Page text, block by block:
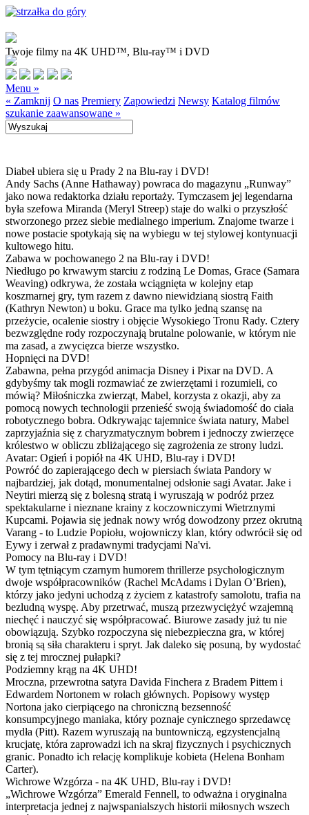
Twoje filmy na 4K UHD™, Blu-ray™ i DVD
Menu »
« Zamknij O nas Premiery Zapowiedzi Newsy Katalog filmów
szukanie zaawansowane »
Diabeł ubiera się u Prady 2 na Blu-ray i DVD!
Andy Sachs (Anne Hathaway) powraca do magazynu „Runway”
jako nowa redaktorka działu reportaży. Tymczasem jej legendarna
była szefowa Miranda (Meryl Streep) staje do walki o przyszłość
stworzonego przez siebie medialnego imperium. Znajome twarze i
nowe postacie spotykają się na wybiegu w tej stylowej kontynuacji
kultowego hitu.
Zabawa w pochowanego 2 na Blu-ray i DVD!
Niedługo po krwawym starciu z rodziną Le Domas, Grace (Samara
Weaving) odkrywa, że została wciągnięta w kolejny etap
koszmarnej gry, tym razem z dawno niewidzianą siostrą Faith
(Kathryn Newton) u boku. Grace ma tylko jedną szansę na
przeżycie, ocalenie siostry i objęcie Wysokiego Tronu Rady. Cztery
bezwzględne rody rozpoczynają brutalne polowanie, w którym nie
ma zasad, a zwycięzca bierze wszystko.
Hopnięci na DVD!
Zabawna, pełna przygód animacja Disney i Pixar na DVD. A
gdybyśmy tak mogli rozmawiać ze zwierzętami i rozumieli, co
mówią? Miłośniczka zwierząt, Mabel, korzysta z okazji, aby za
pomocą nowych technologii przenieść swoją świadomość do ciała
robotycznego bobra. Odkrywając tajemnice świata natury, Mabel
zaprzyjaźnia się z charyzmatycznym bobrem i jednoczy zwierzęce
królestwo w obliczu zbliżającego się zagrożenia ze strony ludzi.
Avatar: Ogień i popiół na 4K UHD, Blu-ray i DVD!
Powróć do zapierającego dech w piersiach świata Pandory w
najbardziej, jak dotąd, monumentalnej odsłonie sagi Avatar. Jake i
Neytiri mierzą się z bolesną stratą i wyruszają w podróż przez
spektakularne i nieznane krainy z koczowniczymi Wietrznymi
Kupcami. Pojawia się jednak nowy wróg dowodzony przez okrutną
Varang - to Ludzie Popiołu, wojowniczy klan, który odwrócił się od
Eywy i zerwał z pradawnymi tradycjami Na'vi.
Pomocy na Blu-ray i DVD!
W tym tętniącym czarnym humorem thrillerze psychologicznym
dwoje współpracowników (Rachel McAdams i Dylan O’Brien),
którzy jako jedyni uchodzą z życiem z katastrofy samolotu, trafia na
bezludną wyspę. Aby przetrwać, muszą przezwyciężyć wzajemną
niechęć i nauczyć się współpracować. Biurowe zasady już tu nie
obowiązują. Szybko rozpoczyna się niebezpieczna gra, w której
bronią są siła charakteru i spryt. Jak daleko się posuną, by wydostać
się z tej mrocznej pułapki?
Podziemny krąg na 4K UHD!
Mroczna, przewrotna satyra Davida Finchera z Bradem Pittem i
Edwardem Nortonem w rolach głównych. Popisowy występ
Nortona jako cierpiącego na chroniczną bezsenność
konsumpcyjnego maniaka, który poznaje cynicznego sprzedawcę
mydła (Pitt). Razem wyruszają na buntowniczą, egzystencjalną
krucjatę, która zaprowadzi ich na skraj fizycznych i psychicznych
granic. Ponadto ich relację komplikuje kobieta (Helena Bonham
Carter).
Wichrowe Wzgórza - na 4K UHD, Blu-ray i DVD!
„Wichrowe Wzgórza” Emerald Fennell, to odważna i oryginalna
interpretacja jednej z najwspanialszych historii miłosnych wszech